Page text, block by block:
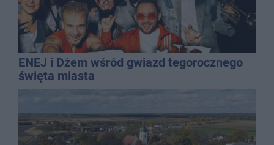
ENEJ i Dżem wśród gwiazd tegorocznego
święta miasta